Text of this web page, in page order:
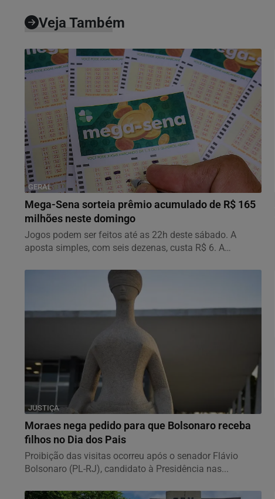
Veja Também
GERAL
Mega-Sena sorteia prêmio acumulado de R$ 165
milhões neste domingo
Jogos podem ser feitos até as 22h deste sábado. A
aposta simples, com seis dezenas, custa R$ 6. A
JUSTIÇA
Moraes nega pedido para que Bolsonaro receba
filhos no Dia dos Pais
Proibição das visitas ocorreu após o senador Flávio
Bolsonaro (PL-RJ), candidato à Presidência nas...